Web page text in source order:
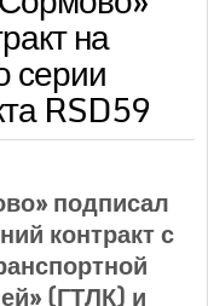
на
серии
RSD59
подписал
контракт с
(ГТЛК) и